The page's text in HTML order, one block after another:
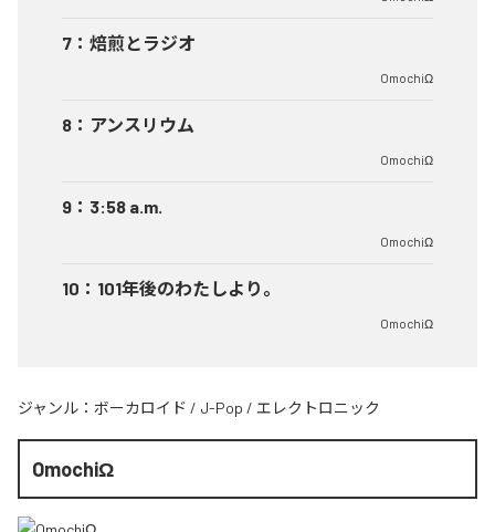
7 ： 焙煎とラジオ
OmochiΩ
8 ： アンスリウム
OmochiΩ
9 ： 3:58 a.m.
OmochiΩ
10 ： 101年後のわたしより。
OmochiΩ
ジャンル： ボーカロイド / J-Pop / エレクトロニック
OmochiΩ